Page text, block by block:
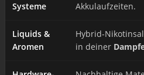
Systeme
Akkulaufzeiten.
Liquids &
Aromen
Hybrid-
in deiner